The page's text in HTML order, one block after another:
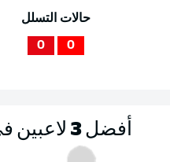
حالات التسلل
0
0
أفضل 3 لاعبين في لعبة FANTASY